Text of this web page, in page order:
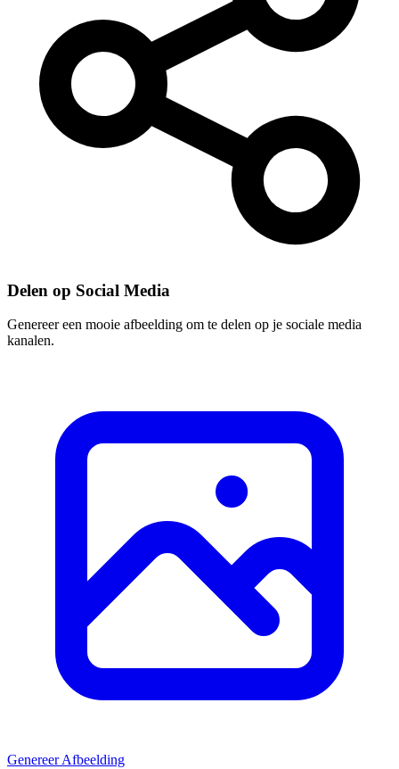
Delen op Social Media
Genereer een mooie afbeelding om te delen op je sociale media
kanalen.
Genereer Afbeelding